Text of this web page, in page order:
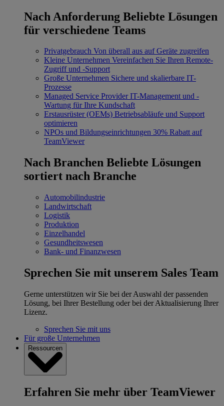
Nach Anforderung Beliebte Lösungen
für verschiedene Teams
Privatgebrauch Von überall aus auf Geräte zugreifen
Kleine Unternehmen Vereinfachen Sie Ihren Remote-
Zugriff und -Support
Große Unternehmen Sichere und skalierbare IT-
Prozesse
Managed Service Provider IT-Management und -
Wartung für Ihre Kundschaft
Erstausrüster (OEMs) Betriebsabläufe und Support
optimieren
NPOs und Bildungseinrichtungen 30% Rabatt auf
TeamViewer
Nach Branchen Beliebte Lösungen
sortiert nach Branche
Automobilindustrie
Landwirtschaft
Logistik
Produktion
Einzelhandel
Gesundheitswesen
Bank- und Finanzwesen
Sprechen Sie mit unserem Sales Team
Gerne unterstützen wir Sie bei der Auswahl der passenden
Lösung, bei Ihrer Bestellung oder bei der Aktualisierung Ihrer
Lizenz.
Sprechen Sie mit uns
Für große Unternehmen
Ressourcen
Erfahren Sie mehr über TeamViewer